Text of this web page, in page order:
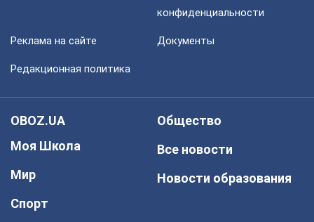
конфиденциальности
Реклама на сайте Документы
Редакционная политика
OBOZ.UA
Моя Школа
Мир
Спорт
Общество
Все новости
Новости образования